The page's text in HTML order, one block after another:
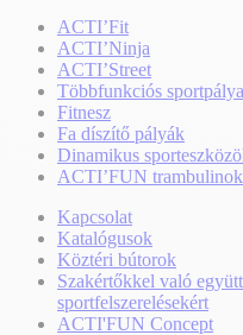
ACTI’Fit
ACTI’Ninja
ACTI’Street
Többfunkciós sportpálya
Fitnesz
Fa díszítő pályák
Dinamikus
ACTI’FUN trambulinok
Kapcsolat
Katalógusok
Köztéri bútorok
Szakértőkkel való
sportfelszerelésekért
ACTI'FUN Concept